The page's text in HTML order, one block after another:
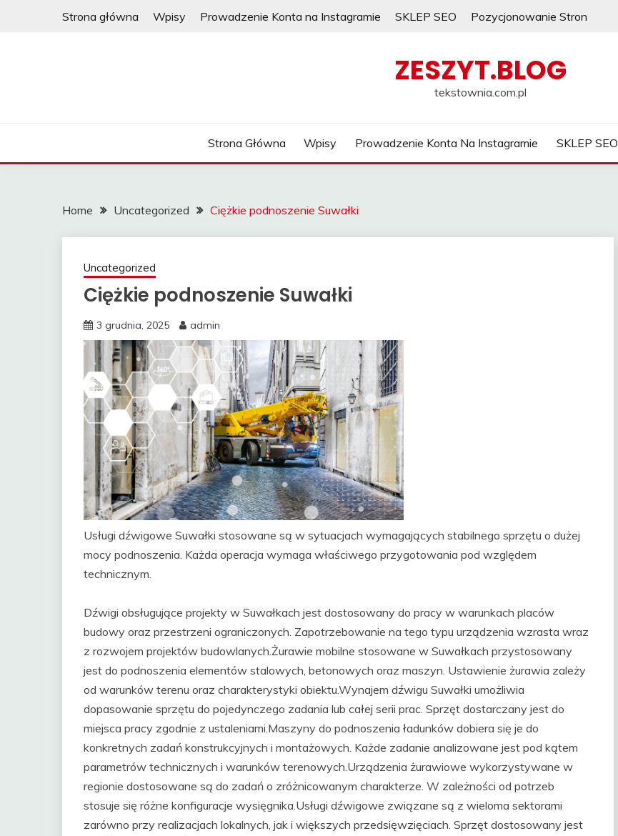
Strona główna Wpisy Prowadzenie Konta na Instagramie SKLEP SEO Pozycjonowanie Stron
ZESZYT.BLOG
tekstownia.com.pl
Strona Główna Wpisy Prowadzenie Konta Na Instagramie SKLEP SEO
Home Uncategorized Ciężkie podnoszenie Suwałki
Uncategorized
Ciężkie podnoszenie Suwałki
3 grudnia, 2025 admin
Usługi dźwigowe Suwałki stosowane są w sytuacjach wymagających stabilnego sprzętu o dużej
mocy podnoszenia. Każda operacja wymaga właściwego przygotowania pod względem
technicznym.
Dźwigi obsługujące projekty w Suwałkach jest dostosowany do pracy w warunkach placów
budowy oraz przestrzeni ograniczonych. Zapotrzebowanie na tego typu urządzenia wzrasta wraz
z rozwojem projektów budowlanych.Żurawie mobilne stosowane w Suwałkach przystosowany
jest do podnoszenia elementów stalowych, betonowych oraz maszyn. Ustawienie żurawia zależy
od warunków terenu oraz charakterystyki obiektu.Wynajem dźwigu Suwałki umożliwia
dopasowanie sprzętu do pojedynczego zadania lub całej serii prac. Sprzęt dostarczany jest do
miejsca pracy zgodnie z ustaleniami.Maszyny do podnoszenia ładunków dobiera się je do
konkretnych zadań konstrukcyjnych i montażowych. Każde zadanie analizowane jest pod kątem
parametrów technicznych i warunków terenowych.Urządzenia żurawiowe wykorzystywane w
regionie dostosowane są do zadań o zróżnicowanym charakterze. W zależności od potrzeb
stosuje się różne konfiguracje wysięgnika.Usługi dźwigowe związane są z wieloma sektorami
zarówno przy realizacjach lokalnych, jak i większych przedsięwzięciach. Sprzęt dostosowany jest